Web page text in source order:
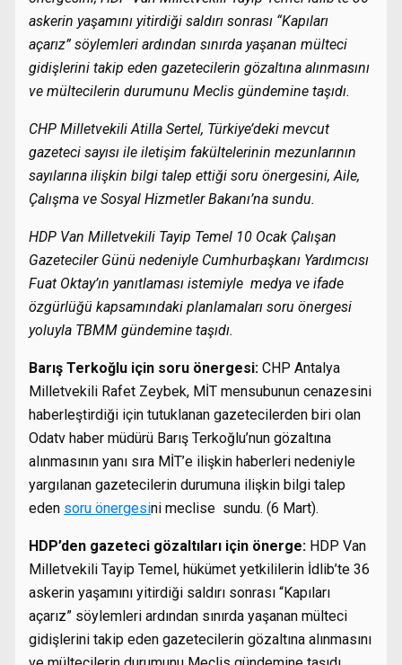
askerin yaşamını yitirdiği saldırı sonrası “Kapıları
açarız” söylemleri ardından sınırda yaşanan mülteci
gidişlerini takip eden gazetecilerin gözaltına alınmasını
ve mültecilerin durumunu Meclis gündemine taşıdı.
CHP Milletvekili Atilla Sertel, Türkiye’deki mevcut
gazeteci sayısı ile iletişim fakültelerinin mezunlarının
sayılarına ilişkin bilgi talep ettiği soru önergesini, Aile,
Çalışma ve Sosyal Hizmetler Bakanı’na sundu.
HDP Van Milletvekili Tayip Temel 10 Ocak Çalışan
Gazeteciler Günü nedeniyle Cumhurbaşkanı Yardımcısı
Fuat Oktay’ın yanıtlaması istemiyle medya ve ifade
özgürlüğü kapsamındaki planlamaları soru önergesi
yoluyla TBMM gündemine taşıdı.
Barış Terkoğlu için soru önergesi: CHP Antalya
Milletvekili Rafet Zeybek, MİT mensubunun cenazesini
haberleştirdiği için tutuklanan gazetecilerden biri olan
Odatv haber müdürü Barış Terkoğlu’nun gözaltına
alınmasının yanı sıra MİT’e ilişkin haberleri nedeniyle
yargılanan gazetecilerin durumuna ilişkin bilgi talep
eden soru önergesini meclise sundu. (6 Mart).
HDP’den gazeteci gözaltıları için önerge: HDP Van
Milletvekili Tayip Temel, hükümet yetkililerin İdlib’te 36
askerin yaşamını yitirdiği saldırı sonrası “Kapıları
açarız” söylemleri ardından sınırda yaşanan mülteci
gidişlerini takip eden gazetecilerin gözaltına alınmasını